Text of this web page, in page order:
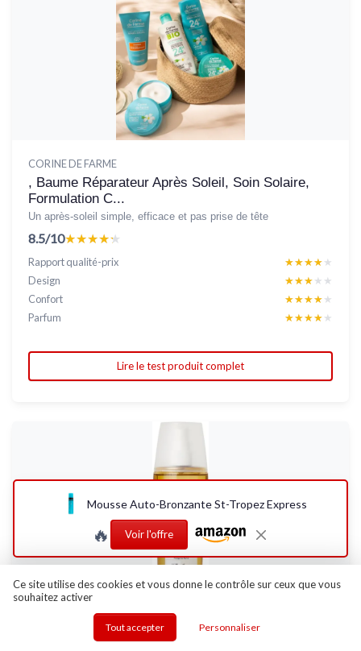
CORINE DE FARME
, Baume Réparateur Après Soleil, Soin Solaire,
Formulation C...
Un après-soleil simple, efficace et pas prise de tête
8.5/10★★★★★
★★★★★
Rapport qualité-prix ★★★★★
★★★★★
Design
★★★★★
★★★★★
Confort
★★★★★
★★★★★
Parfum
★★★★★
★★★★★
Lire le test produit complet
Huile Après-Soleil Nourrissante Corps Cheveux
150ml - Huile...
Mousse Auto-Bronzante St-Tropez Express
🔥 Voir l'offre
Ce site utilise des cookies et vous donne le contrôle sur ceux que vous
souhaitez activer
Tout accepter Personnaliser